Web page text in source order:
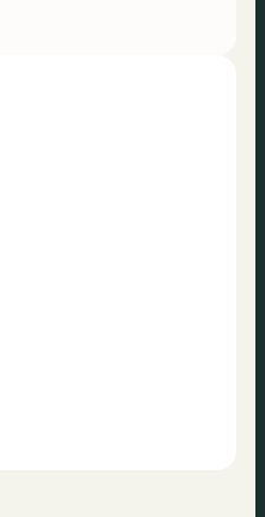
tailles et de toutes les